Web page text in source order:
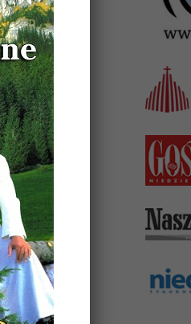
i
„Ave
i
w
Auta
i
z bp.
pt.: